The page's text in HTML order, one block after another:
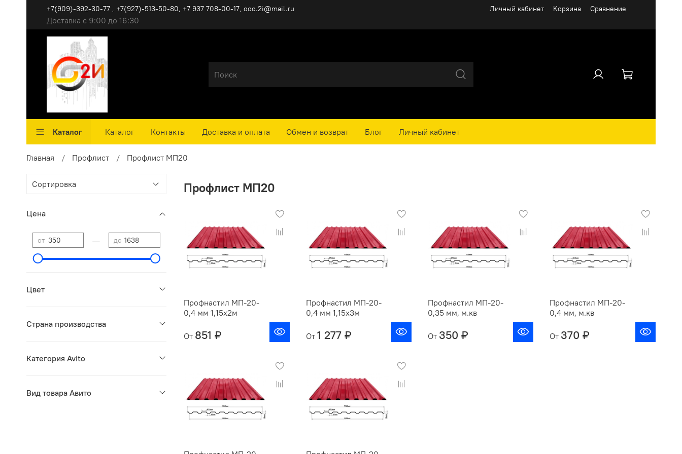
Личный кабинет Корзина Сравнение
Доставка с 9:00 до 16:30
+7(909)-392-30-77 , +7(927)-513-50-80, ‪+7 937 708-00-17, ooo.2i@mail.ru
Каталог Каталог Контакты Доставка и оплата Обмен и возврат Блог Личный кабинет
Главная Профлист Профлист МП20
Профлист МП20
Профнастил МП-20-
0,4 мм 1,15х2м
От 851 ₽
Профнастил МП-20-
0,4 мм 1,15х3м
От 1 277 ₽
Профнастил МП-20-
0,35 мм, м.кв
От 350 ₽
Профнастил МП-20-
0,4 мм, м.кв
От 370 ₽
Цена
от до
Цвет
Страна производства
Категория Avito
Вид товара Авито